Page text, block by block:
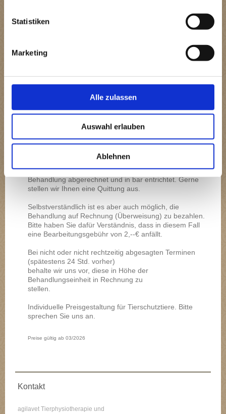
Statistiken
Marketing
Alle zulassen
Auswahl erlauben
Ablehnen
gültige
Preisliste
des
Labores
(Kosten
Vorfeld
besprochen)
Fahrtkosten
im Umkreis von
um 61137
ab dem 11.km
Die Behandlungen werden in der Regel direkt nach der
Behandlung abgerechnet und in bar entrichtet. Gerne
stellen wir Ihnen eine Quittung aus.
Selbstverständlich ist es aber auch möglich, die
Behandlung auf Rechnung (Überweisung) zu bezahlen.
Bitte haben Sie dafür Verständnis, dass in diesem Fall
eine Bearbeitungsgebühr von 2,--€ anfällt.
Bei nicht oder nicht rechtzeitig abgesagten Terminen
(spätestens 24 Std. vorher)
behalte wir uns vor, diese in Höhe der
Behandlungseinheit in Rechnung zu
stellen.
Individuelle Preisgestaltung für Tierschutztiere. Bitte
sprechen Sie uns an.
Preise gültig ab 03/2026
Kontakt
agilavet Tierphysiotherapie und